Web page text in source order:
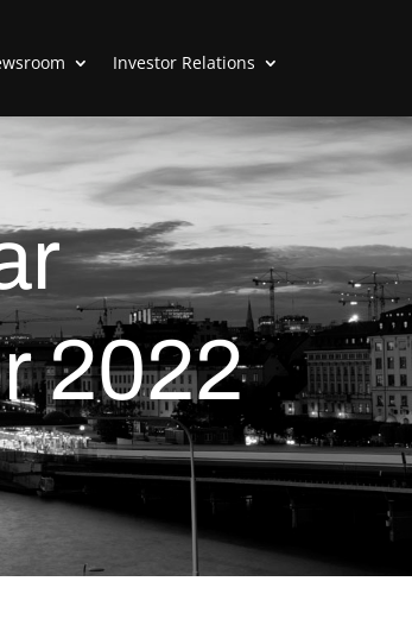
Investor Relations
2022